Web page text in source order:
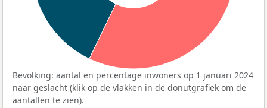
Bevolking: aantal en percentage inwoners op 1 januari 2024
naar geslacht (klik op de vlakken in de donutgrafiek om de
aantallen te zien).